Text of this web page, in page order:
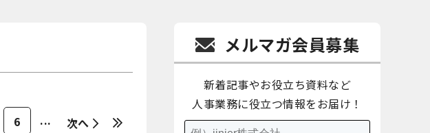
6 ... 次へ
メルマガ会員募集
新着記事やお役立ち資料など
人事業務に役立つ情報をお届け！